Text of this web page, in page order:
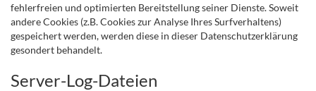
fehlerfreien und optimierten Bereitstellung seiner Dienste. Soweit
andere Cookies (z.B. Cookies zur Analyse Ihres Surfverhaltens)
gespeichert werden, werden diese in dieser Datenschutzerklärung
gesondert behandelt.
Server-Log-Dateien